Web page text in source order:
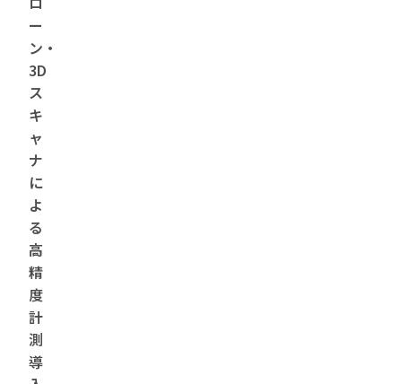
ー
ン・
3D
ス
キ
ャ
ナ
に
よ
る
高
精
度
計
測
導